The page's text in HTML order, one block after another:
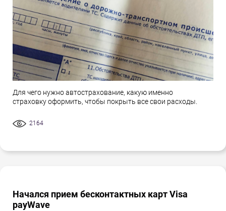
Для чего нужно автострахование, какую именно
страховку оформить, чтобы покрыть все свои расходы.
2164
Начался прием бесконтактных карт Visa
payWave